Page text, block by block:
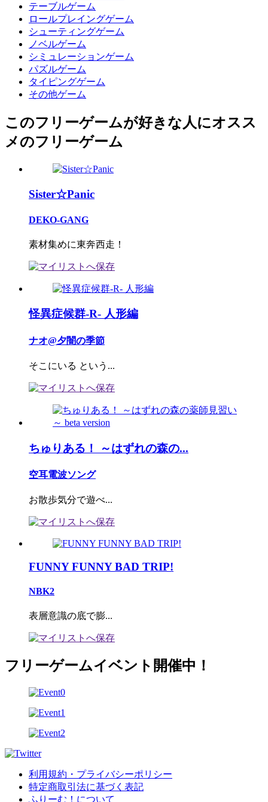
テーブルゲーム
ロールプレイングゲーム
シューティングゲーム
ノベルゲーム
シミュレーションゲーム
パズルゲーム
タイピングゲーム
その他ゲーム
このフリーゲームが好きな人にオスス
メのフリーゲーム
Sister☆Panic
DEKO-GANG
素材集めに東奔西走！
怪異症候群-R- 人形編
ナオ@夕闇の季節
そこにいる という...
ちゅりある！ ～はずれの森の...
空耳電波ソング
お散歩気分で遊べ...
FUNNY FUNNY BAD TRIP!
NBK2
表層意識の底で膨...
フリーゲームイベント開催中！
利用規約・プライバシーポリシー
特定商取引法に基づく表記
ふりーむ！について